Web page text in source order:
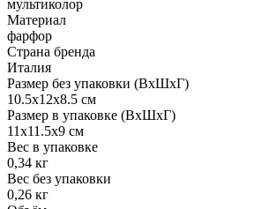
мультиколор
Материал
фарфор
Страна бренда
Италия
Размер без упаковки (ВхШхГ)
10.5x12x8.5 см
Размер в упаковке (ВхШхГ)
11x11.5x9 см
Вес в упаковке
0,34 кг
Вес без упаковки
0,26 кг